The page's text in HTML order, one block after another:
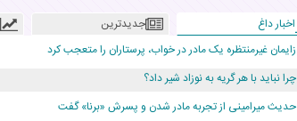
اخبار داغ جدیدترین
زایمان غیرمنتظره یک مادر در خواب، پرستاران را متعجب کرد
چرا نباید با هر گریه به نوزاد شیر داد؟
حدیث میرامینی از تجربه مادر شدن و پسرش «برنا» گفت